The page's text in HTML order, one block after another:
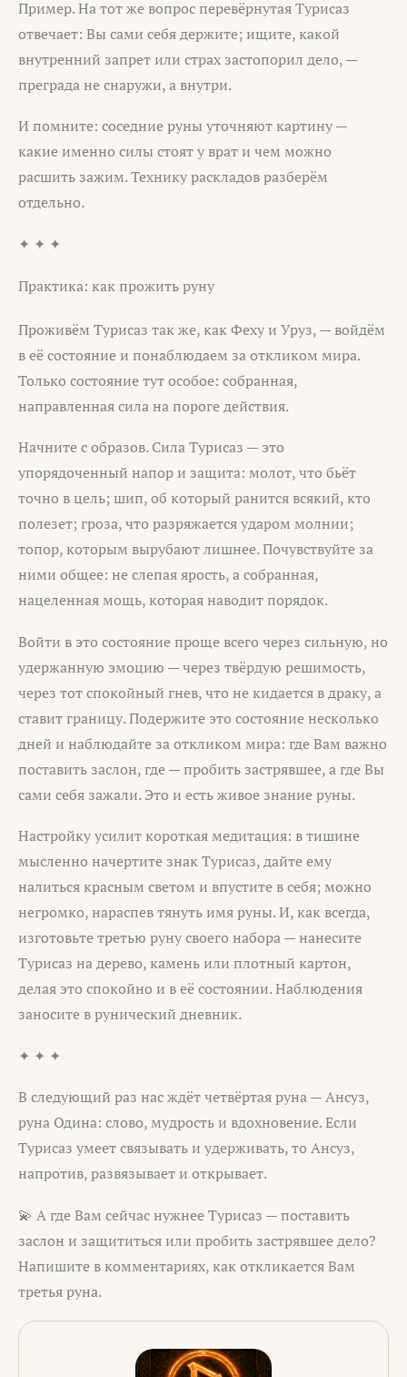
Пример. На тот же вопрос перевёрнутая Турисаз
отвечает: Вы сами себя держите; ищите, какой
внутренний запрет или страх застопорил дело, —
преграда не снаружи, а внутри.
И помните: соседние руны уточняют картину —
какие именно силы стоят у врат и чем можно
расшить зажим. Технику раскладов разберём
отдельно.
✦ ✦ ✦
Практика: как прожить руну
Проживём Турисаз так же, как Феху и Уруз, — войдём
в её состояние и понаблюдаем за откликом мира.
Только состояние тут особое: собранная,
направленная сила на пороге действия.
Начните с образов. Сила Турисаз — это
упорядоченный напор и защита: молот, что бьёт
точно в цель; шип, об который ранится всякий, кто
полезет; гроза, что разряжается ударом молнии;
топор, которым вырубают лишнее. Почувствуйте за
ними общее: не слепая ярость, а собранная,
нацеленная мощь, которая наводит порядок.
Войти в это состояние проще всего через сильную, но
удержанную эмоцию — через твёрдую решимость,
через тот спокойный гнев, что не кидается в драку, а
ставит границу. Подержите это состояние несколько
дней и наблюдайте за откликом мира: где Вам важно
поставить заслон, где — пробить застрявшее, а где Вы
сами себя зажали. Это и есть живое знание руны.
Настройку усилит короткая медитация: в тишине
мысленно начертите знак Турисаз, дайте ему
налиться красным светом и впустите в себя; можно
негромко, нараспев тянуть имя руны. И, как всегда,
изготовьте третью руну своего набора — нанесите
Турисаз на дерево, камень или плотный картон,
делая это спокойно и в её состоянии. Наблюдения
заносите в рунический дневник.
✦ ✦ ✦
В следующий раз нас ждёт четвёртая руна — Ансуз,
руна Одина: слово, мудрость и вдохновение. Если
Турисаз умеет связывать и удерживать, то Ансуз,
напротив, развязывает и открывает.
💫 А где Вам сейчас нужнее Турисаз — поставить
заслон и защититься или пробить застрявшее дело?
Напишите в комментариях, как откликается Вам
третья руна.